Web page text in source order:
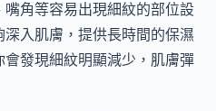
角等容易出現細紋的部位設
入肌膚，提供長時間的保濕
發現細紋明顯減少，肌膚彈